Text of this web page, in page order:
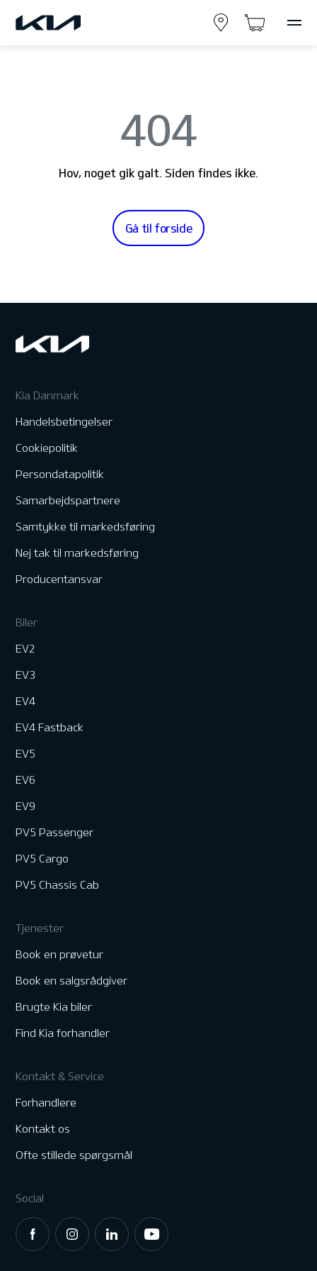
404
Hov, noget gik galt. Siden findes ikke.
Gå til forside
Kia Danmark
Handelsbetingelser
Cookiepolitik
Persondatapolitik
Samarbejdspartnere
Samtykke til markedsføring
Nej tak til markedsføring
Producentansvar
Biler
EV2
EV3
EV4
EV4 Fastback
EV5
EV6
EV9
PV5 Passenger
PV5 Cargo
PV5 Chassis Cab
Tjenester
Book en prøvetur
Book en salgsrådgiver
Brugte Kia biler
Find Kia forhandler
Kontakt & Service
Forhandlere
Kontakt os
Ofte stillede spørgsmål
Social